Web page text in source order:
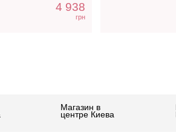
4 938
грн
Магазин в
центре Киева